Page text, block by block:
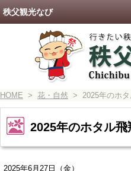
HOME > 花・自然 > 2025年のホタ
2025年のホタル飛
2025年6月27 日（金）
秩父観光なび